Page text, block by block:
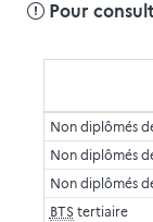
Pour
Non diplômés
Non diplômés
Non diplômés
BTStertiaire